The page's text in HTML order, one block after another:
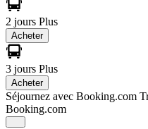
2 jours Plus
Acheter
3 jours Plus
Acheter
Séjournez avec Booking.com
Booking.com